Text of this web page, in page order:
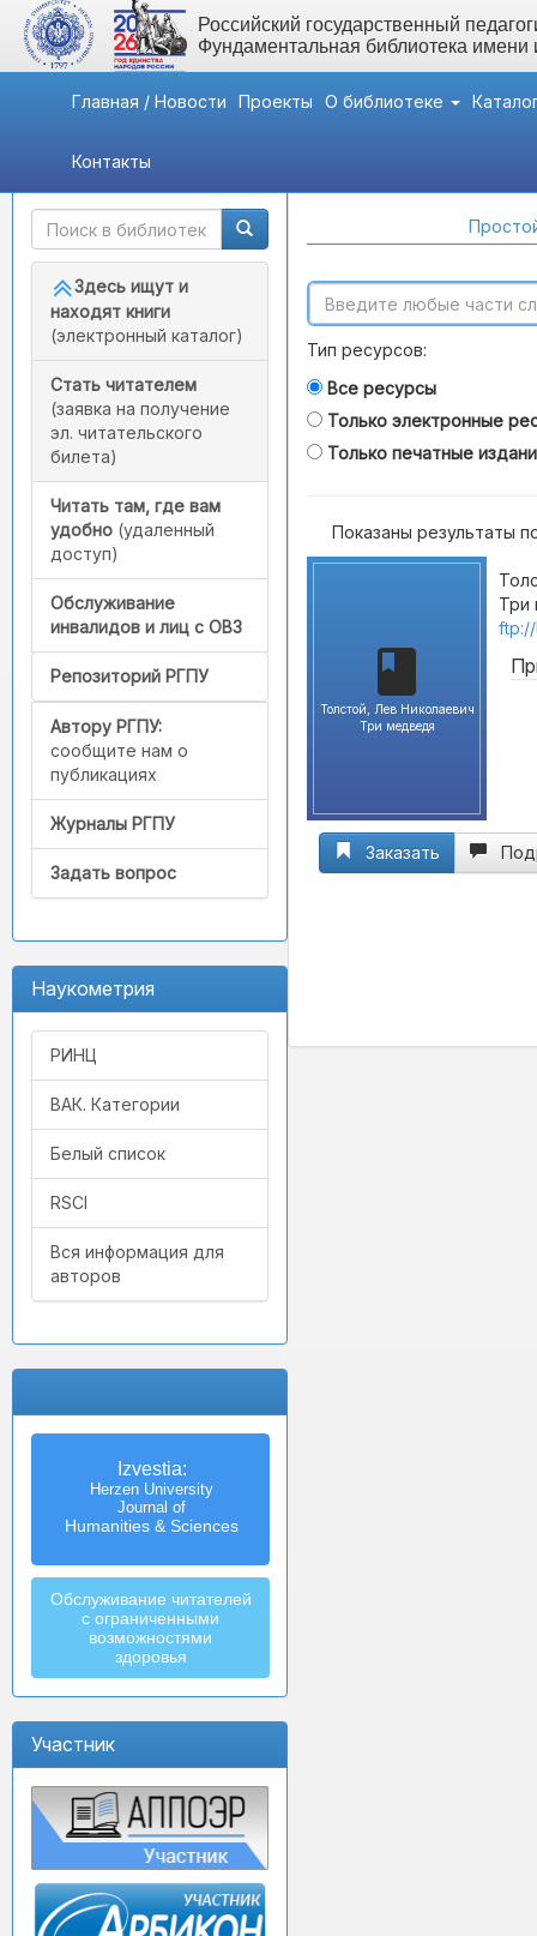
Российский государственный
Фундаментальная библиотека
Главная / Новости Проекты О библиотеке
Контакты
Быстрый доступ
Здесь ищут и
находят книги
(электронный каталог)
Стать читателем
(заявка на получение
эл. читательского
билета)
Читать там, где вам
удобно (удаленный
доступ)
Обслуживание
инвалидов и лиц с ОВЗ
Репозиторий РГПУ
Автору РГПУ:
сообщите нам о
публикациях
Журналы РГПУ
Задать вопрос
Наукометрия
РИНЦ
ВАК. Категории
Белый список
RSCI
Вся информация для
авторов
Izvestia:
Herzen University
Journal of
Humanities & Sciences
Обслуживание читателей
с ограниченными
возможностями
здоровья
Участник
Тип ресурсов:
Все ресурсы
Только электронные
Только печатные
Показаны результаты
Толстой, Лев Николаевич
Три медведя
Три
Заказать